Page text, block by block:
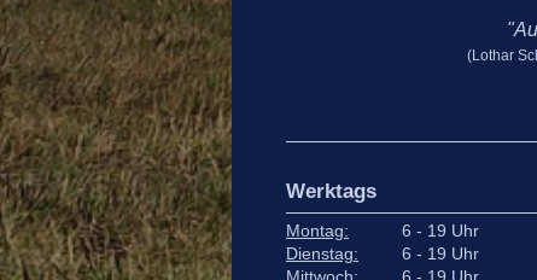
(Lothar
Werktags
Montag: 6 - 19 Uhr
Dienstag:
6 - 19 Uhr